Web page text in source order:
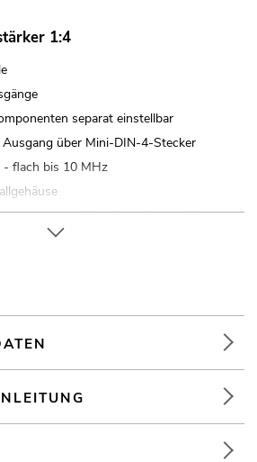
1:4
separat einstellbar
über Mini-DIN-4-Stecker
- flach bis 10 MHz
über Schraubanschlüsse
inklusive)